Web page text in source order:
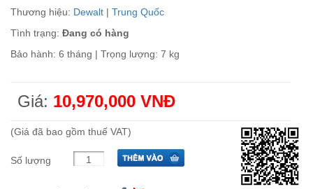
Thương hiệu: Dewalt | Trung Quốc
Tình trạng: Đang có hàng
Bảo hành: 6 tháng | Trọng lượng: 7 kg
Giá: 10,970,000 VNĐ
(Giá đã bao gồm thuế VAT)
Số lượng